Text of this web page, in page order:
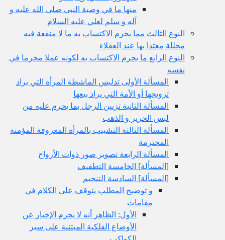
منها ما في وصية النبي صلى الله عليه و
آله و سلم لعلي عليه السلام
النوع الثالث مما يحرم الاكتساب به ما لا منفعة فيه
محللة معتدا بها عند العقلاء
النوع الرابع ما يحرم الاكتساب به لكونه عملا محرما في
نفسه
المسألة الأولى تدليس الماشطة المرأة التي يراد
تزويجها أو الأمة التي يراد بيعها
المسألة الثانية تزيين الرجل بما يحرم عليه من
لبس الحرير و الذهب
المسألة الثالثة التشبيب بالمرأة المعروفة المؤمنة
المحترمة
المسألة الرابعة تصوير صور ذوات الأرواح
[المسألة] الخامسة التطفيف
[المسألة] السادسة التنجيم
و توضيح المطلب يتوقف على الكلام في
مقامات
الأول: الظاهر أنه لا يحرم الإخبار عن
الأوضاع الفلكية المبتنية على سير